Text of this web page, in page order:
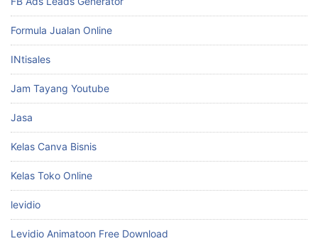
Formula Jualan Online
INtisales
Jam Tayang Youtube
Jasa
Kelas Canva Bisnis
Kelas Toko Online
levidio
Levidio Animatoon Free Download